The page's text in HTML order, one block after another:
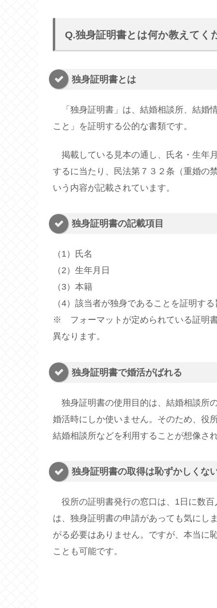
Q.独身証明書とは何か教えてく
独身証明書とは
「独身証明書」は、結婚相談所、結婚
こと」を証明する公的な書類です。
掲載している見本の通し、氏名・生年
するに当たり、民法第７３２条（重婚の
いう内容が記載されています。
独身証明書の記載項目
（1）氏名
（2）生年月日
（3）本籍
（4）該当者が独身であることを証明する
※ フォーマットが定められている証明
異なります。
独身証明書で婚活がばれる
独身証明書の使用目的は、結婚相談所
婚活時にしか使いません。そのため、役
結婚相談所などを利用することが想像さ
独身証明書の取得は恥ずかしくな
役所の証明書発行の窓口は、1日に数
は、独身証明書の申請があっても気にし
がる必要はありません。ですが、本当に
ことも可能です。